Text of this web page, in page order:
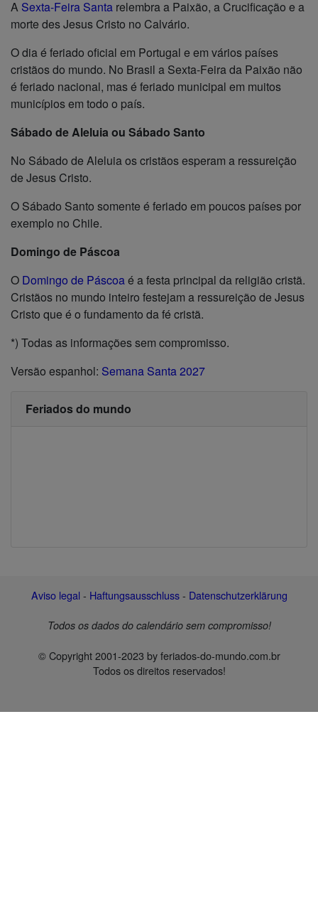
A Sexta-Feira Santa relembra a Paixão, a Crucificação e a
morte des Jesus Cristo no Calvário.
O dia é feriado oficial em Portugal e em vários países
cristãos do mundo. No Brasil a Sexta-Feira da Paixão não
é feriado nacional, mas é feriado municipal em muitos
municípios em todo o país.
Sábado de Aleluia ou Sábado Santo
No Sábado de Aleluia os cristãos esperam a ressureição
de Jesus Cristo.
O Sábado Santo somente é feriado em poucos países por
exemplo no Chile.
Domingo de Páscoa
O Domingo de Páscoaé a festa principal da religião cristã.
Cristãos no mundo inteiro festejam a ressureição de Jesus
Cristo que é o fundamento da fé cristã.
*) Todas as informações sem compromisso.
Versão espanhol: Semana Santa 2027
Feriados do mundo
Aviso legal - Haftungsausschluss- Datenschutzerklärung
Todos os dados do calendário sem compromisso!
© Copyright 2001-2023 by feriados-do-mundo.com.br
Todos os direitos reservados!